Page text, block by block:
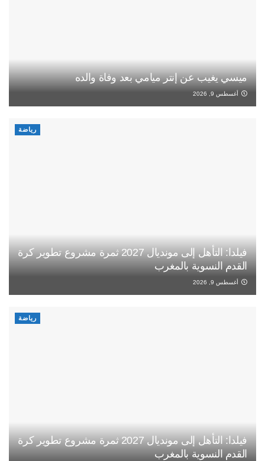
ميسي يغيب عن إنتر ميامي بعد وفاة والده
أغسطس 9, 2026
رياضة
فيلدا: التأهل إلى مونديال 2027 ثمرة مشروع تطوير كرة
القدم النسوية بالمغرب
أغسطس 9, 2026
رياضة
فيلدا: التأهل إلى مونديال 2027 ثمرة مشروع تطوير كرة
القدم النسوية بالمغرب